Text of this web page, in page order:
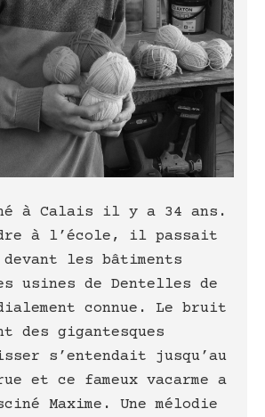
né à Calais il y a 34 ans.
à l’école, il passait
les bâtiments
usines de Dentelles de
connue. Le bruit
des gigantesques
s’entendait jusqu’au
et ce fameux vacarme a
Maxime. Une mélodie